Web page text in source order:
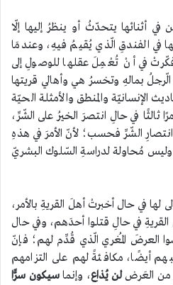
أثنائها يتحدّثُ أو ينظرُ إليها إلّا
في الفندقِ الّذي يُقيمُ فيهِ، وعندمَا
في أنْ تُعْمِلَ عقلها للوصولِ إلى
بمالهِ وتخسرُ هي وأهالي قريتها
الإنسانيّة والمنطق والأمثلة الحيّة
ثالثًا في حالِ انتصرَ الخيرُ على الشّرِّ،
الشّرِّ فحسب؛ لأنّ الأمرَ في هذهِ
مُحاولة لدراسةِ السّلوك البشريّ
لها في حال أخبرتْ أهلَ القريةِ بالأمر،
في حالِ قتلوا أحدَهم، وفي حال
العرضَ المُغري الّذي قُدِّم لهم؛ فإنّ
أيضًا، مكافئةً لهم على التزامهم
من العَرضلن يُذاع، وإنماسيكون سرًّا